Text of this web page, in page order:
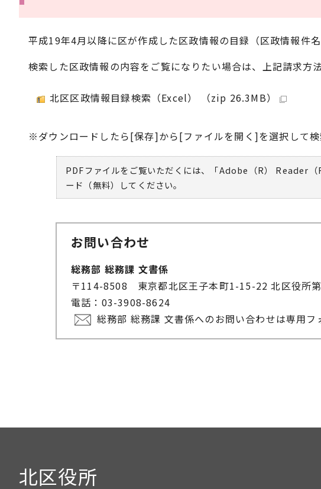
平成19年4月以降に区が作成した区政情報の目録（区政情報件
検索した区政情報の内容をご覧になりたい場合は、上記請求方
北区区政情報目録検索（Excel） （zip 26.3MB）
※ダウンロードしたら[保存]から[ファイルを開く]を選択して検
PDFファイルをご覧いただくには、「Adobe（R） Reader（
ード（無料）してください。
お問い合わせ
総務部 総務課 文書係
〒114-8508 東京都北区王子本町1-15-22 北区役所
電話：03-3908-8624
総務部 総務課 文書係へのお問い合わせは専用フ
北区役所